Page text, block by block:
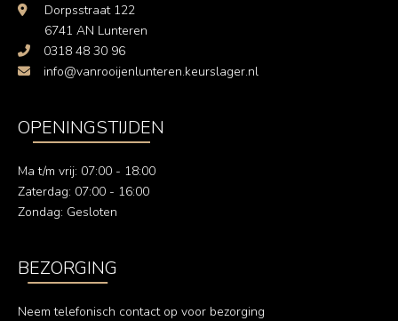
Dorpsstraat 122
6741 AN Lunteren
0318 48 30 96
info@vanrooijenlunteren.keurslager.nl
OPENINGSTIJDEN
Ma t/m vrij: 07:00 - 18:00
Zaterdag: 07:00 - 16:00
Zondag: Gesloten
BEZORGING
Neem telefonisch contact op voor bezorging